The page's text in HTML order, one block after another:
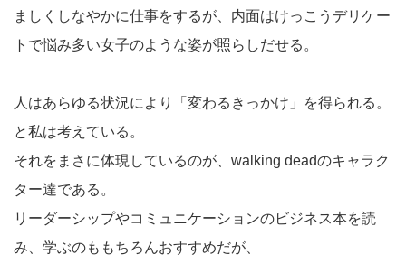
ましくしなやかに仕事をするが、内面はけっこうデリケー
トで悩み多い女子のような姿が照らしだせる。
人はあらゆる状況により「変わるきっかけ」を得られる。
と私は考えている。
それをまさに体現しているのが、walking deadのキャラク
ター達である。
リーダーシップやコミュニケーションのビジネス本を読
み、学ぶのももちろんおすすめだが、